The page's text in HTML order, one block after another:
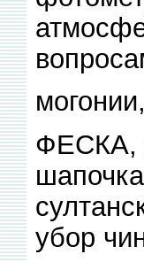
ФЕСКА,
убор